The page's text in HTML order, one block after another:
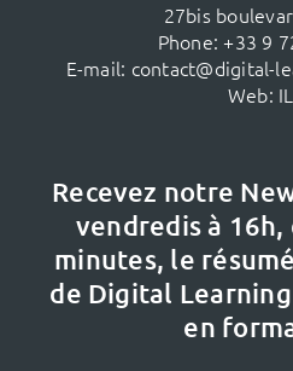
27bis
Phone: +33 9
E-mail: contact@digital-
Web:
Recevez notre
vendredis à 16h,
minutes, le
de Digital
en